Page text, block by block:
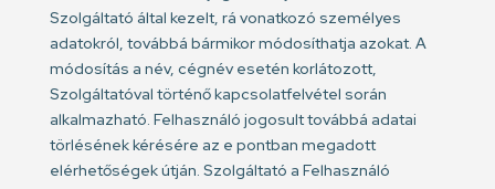
Szolgáltató által kezelt, rá vonatkozó személyes
adatokról, továbbá bármikor módosíthatja azokat. A
módosítás a név, cégnév esetén korlátozott,
Szolgáltatóval történő kapcsolatfelvétel során
alkalmazható. Felhasználó jogosult továbbá adatai
törlésének kérésére az e pontban megadott
elérhetőségek útján. Szolgáltató a Felhasználó